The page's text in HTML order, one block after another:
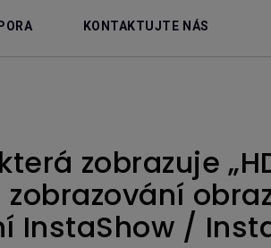
KONTAKTUJTE NÁS
zobrazuje
/